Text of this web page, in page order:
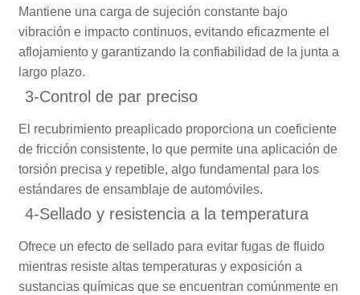
Mantiene una carga de sujeción constante bajo
vibración e impacto continuos, evitando eficazmente el
aflojamiento y garantizando la confiabilidad de la junta a
largo plazo.
3-Control de par preciso
El recubrimiento preaplicado proporciona un coeficiente
de fricción consistente, lo que permite una aplicación de
torsión precisa y repetible, algo fundamental para los
estándares de ensamblaje de automóviles.
4-Sellado y resistencia a la temperatura
Ofrece un efecto de sellado para evitar fugas de fluido
mientras resiste altas temperaturas y exposición a
sustancias químicas que se encuentran comúnmente en